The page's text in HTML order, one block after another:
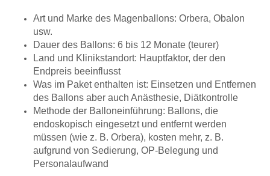
Art und Marke des Magenballons: Orbera, Obalon
usw.
Dauer des Ballons: 6 bis 12 Monate (teurer)
Land und Klinikstandort: Hauptfaktor, der den
Endpreis beeinflusst
Was im Paket enthalten ist: Einsetzen und Entfernen
des Ballons aber auch Anästhesie, Diätkontrolle
Methode der Balloneinführung: Ballons, die
endoskopisch eingesetzt und entfernt werden
müssen (wie z. B. Orbera), kosten mehr, z. B.
aufgrund von Sedierung, OP-Belegung und
Personalaufwand